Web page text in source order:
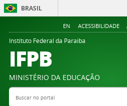
BRASIL
EN ACESSIBILIDADE
Instituto Federal da Paraiba
IFPB
MINISTÉRIO DA EDUCAÇÃO
Buscar no portal